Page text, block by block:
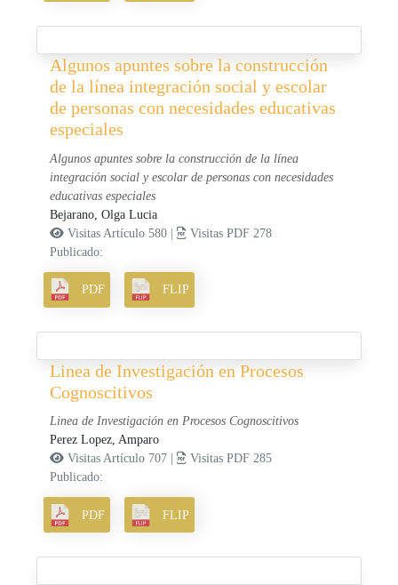
Algunos apuntes sobre la construcción
de la línea integración social y escolar
de personas con necesidades educativas
especiales
Algunos apuntes sobre la construcción de la línea
integración social y escolar de personas con necesidades
educativas especiales
Bejarano, Olga Lucia
Visitas Artículo 580 |
Visitas PDF 278
Publicado:
PDF FLIP
Linea de Investigación en Procesos
Cognoscitivos
Linea de Investigación en Procesos Cognoscitivos
Perez Lopez, Amparo
Visitas Artículo 707 |
Visitas PDF 285
Publicado:
PDF FLIP